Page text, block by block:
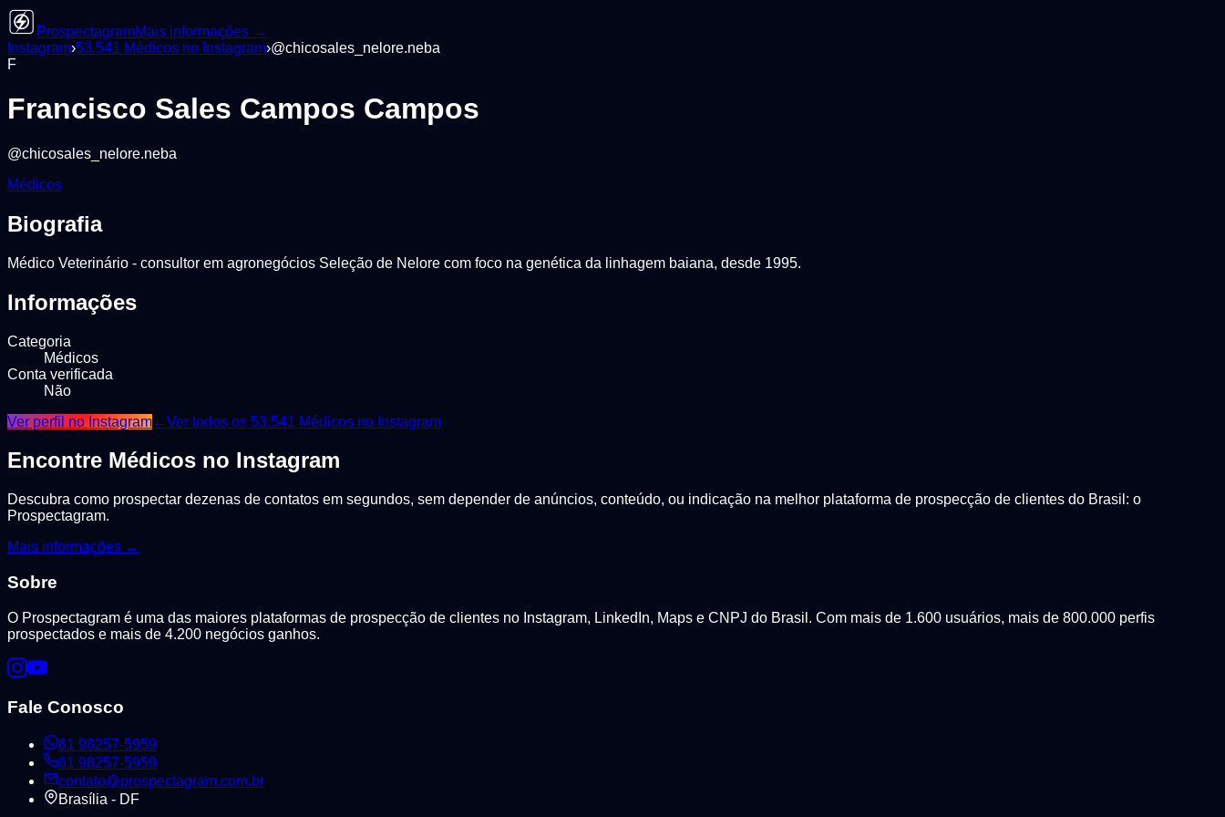
ProspectagramMais informações →
Instagram›53.541 Médicos no Instagram›@chicosales_nelore.neba
F
Francisco Sales Campos Campos
@chicosales_nelore.neba
Médicos
Biografia
Médico Veterinário - consultor em agronegócios Seleção de Nelore com foco na genética da linhagem baiana, desde 1995.
Informações
Categoria
Médicos
Conta verificada
Não
Ver perfil no Instagram←Ver todos os 53.541 Médicos no Instagram
Encontre Médicos no Instagram
Descubra como prospectar dezenas de contatos em segundos, sem depender de anúncios, conteúdo, ou indicação na melhor plataforma de prospecção de clientes do Brasil: o
Prospectagram.
Mais informações →
Sobre
O Prospectagram é uma das maiores plataformas de prospecção de clientes no Instagram, LinkedIn, Maps e CNPJ do Brasil. Com mais de 1.600 usuários, mais de 800.000 perfis
prospectados e mais de 4.200 negócios ganhos.
Fale Conosco
61 98257-5959
61 98257-5959
contato@prospectagram.com.br
Brasília - DF